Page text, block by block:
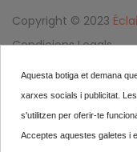
Mascareta
Copyright © 2023
Condicions Legals
Política De
Iniciar Sessió
Aquesta botiga et demana
xarxes socials i publicitat.
s'utilitzen per oferir-te
Acceptes aquestes galetes i